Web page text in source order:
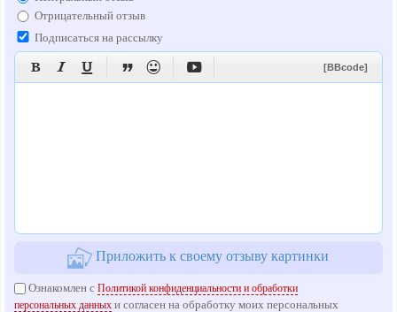
Отрицательный отзыв
Подписаться на рассылку
      [BBcode]
Приложить к своему отзыву картинки
Ознакомлен сПолитикой конфиденциальности и обработки
персональных данных и согласен на обработку моих персональных